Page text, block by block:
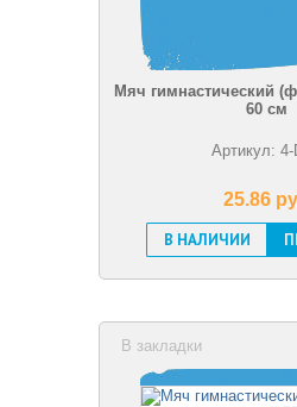
Мяч гимнастический
60 см
Артикул: 4-
25.86
В НАЛИЧИИ
В закладки